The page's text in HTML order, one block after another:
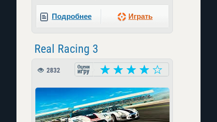
Подробнее Играть
Real Racing 3
2832